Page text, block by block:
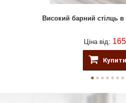
Високий барний стілць
Ціна від:
Купити